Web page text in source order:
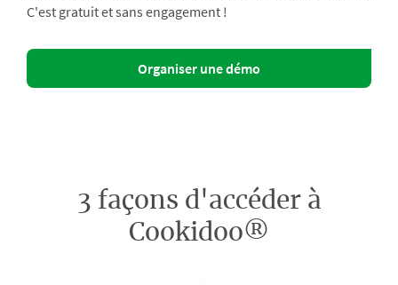
C'est gratuit et sans engagement !
Organiser une démo
3 façons d'accéder à
Cookidoo®